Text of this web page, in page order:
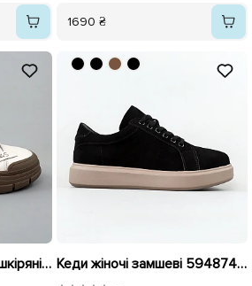
1690 ₴
Кросівки жіночі осінні шкіряні 590102 Молочні Кеди жіночі замшеві 594874 Чорні